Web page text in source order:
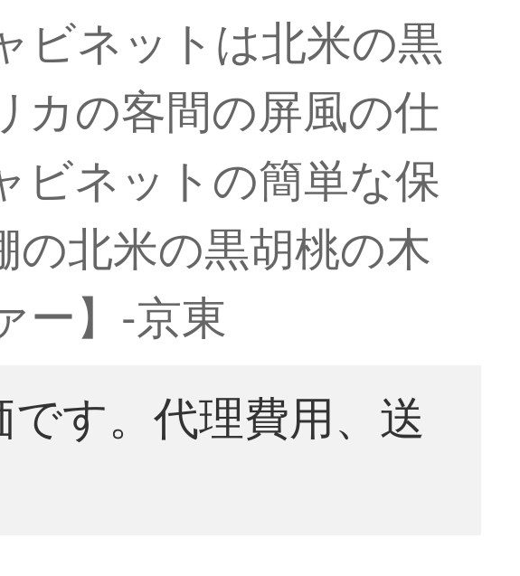
ビネットは北米の黒
カの客間の屏風の仕
ビネットの簡単な保
北米の黒胡桃の木
ー】-京東
す。代理費用、送